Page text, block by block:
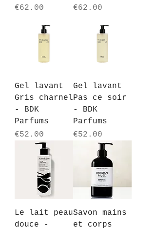
Price
€62.00
Price
€62.00
Gel lavant
Gris charnel
- BDK
Parfums
Price
€52.00
Gel lavant
Pas ce soir
- BDK
Parfums
Price
€52.00
Le lait peau
douce -
Savon mains
et corps